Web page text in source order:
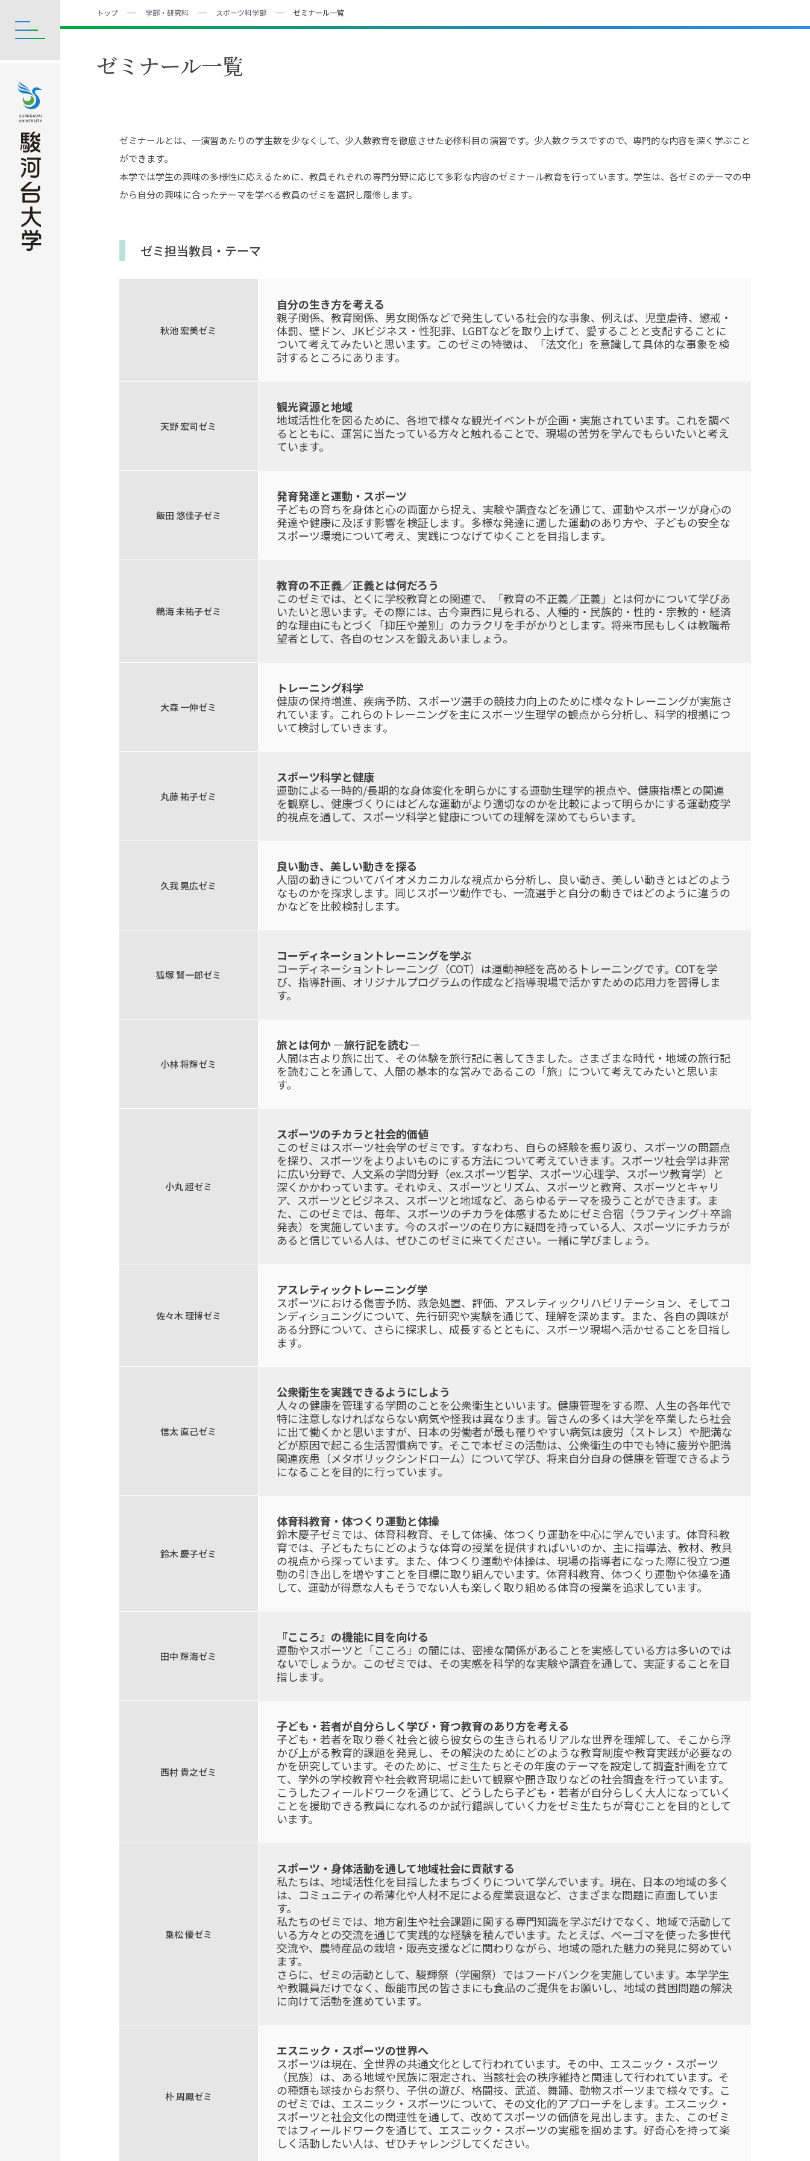
トップ 学部・研究科 スポーツ科学部 ゼミナール一覧
ゼミナール一覧
ゼミナールとは、一演習あたりの学生数を少なくして、少人数教育を徹底させた必修科目の演習です。少⼈数クラスですので、専⾨的な内容を深く学ぶこと
ができます。
本学では学生の興味の多様性に応えるために、教員それぞれの専門分野に応じて多彩な内容のゼミナール教育を行っています。学⽣は、各ゼミのテーマの中
から⾃分の興味に合ったテーマを学べる教員のゼミを選択し履修します。
ゼミ担当教員・テーマ
秋池 宏美ゼミ
自分の生き方を考える
親子関係、教育関係、男女関係などで発生している社会的な事象、例えば、児童虐待、懲戒・
体罰、壁ドン、JKビジネス・性犯罪、LGBTなどを取り上げて、愛することと支配することに
ついて考えてみたいと思います。このゼミの特徴は、「法文化」を意識して具体的な事象を検
討するところにあります。
天野 宏司ゼミ
観光資源と地域
地域活性化を図るために、各地で様々な観光イベントが企画・実施されています。これを調べ
るとともに、運営に当たっている方々と触れることで、現場の苦労を学んでもらいたいと考え
ています。
飯田 悠佳子ゼミ
発育発達と運動・スポーツ
子どもの育ちを身体と心の両面から捉え、実験や調査などを通じて、運動やスポーツが身心の
発達や健康に及ぼす影響を検証します。多様な発達に適した運動のあり方や、子どもの安全な
スポーツ環境について考え、実践につなげてゆくことを目指します。
鵜海 未祐子ゼミ
教育の不正義／正義とは何だろう
このゼミでは、とくに学校教育との関連で、「教育の不正義／正義」とは何かについて学びあ
いたいと思います。その際には、古今東西に見られる、人種的・民族的・性的・宗教的・経済
的な理由にもとづく「抑圧や差別」のカラクリを手がかりとします。将来市民もしくは教職希
望者として、各自のセンスを鍛えあいましょう。
大森 一伸ゼミ
トレーニング科学
健康の保持増進、疾病予防、スポーツ選手の競技力向上のために様々なトレーニングが実施さ
れています。これらのトレーニングを主にスポーツ生理学の観点から分析し、科学的根拠につ
いて検討していきます。
丸藤 祐子ゼミ
スポーツ科学と健康
運動による一時的/長期的な身体変化を明らかにする運動生理学的視点や、健康指標との関連
を観察し、健康づくりにはどんな運動がより適切なのかを比較によって明らかにする運動疫学
的視点を通して、スポーツ科学と健康についての理解を深めてもらいます。
久我 晃広ゼミ
良い動き、美しい動きを探る
人間の動きについてバイオメカニカルな視点から分析し、良い動き、美しい動きとはどのよう
なものかを探求します。同じスポーツ動作でも、一流選手と自分の動きではどのように違うの
かなどを比較検討します。
狐塚 賢一郎ゼミ
コーディネーショントレーニングを学ぶ
コーディネーショントレーニング（COT）は運動神経を高めるトレーニングです。COTを学
び、指導計画、オリジナルプログラムの作成など指導現場で活かすための応用力を習得しま
す。
小林 将輝ゼミ
旅とは何か ―旅行記を読む―
人間は古より旅に出て、その体験を旅行記に著してきました。さまざまな時代・地域の旅行記
を読むことを通して、人間の基本的な営みであるこの「旅」について考えてみたいと思いま
す。
小丸 超ゼミ
スポーツのチカラと社会的価値
このゼミはスポーツ社会学のゼミです。すなわち、自らの経験を振り返り、スポーツの問題点
を探り、スポーツをよりよいものにする方法について考えていきます。スポーツ社会学は非常
に広い分野で、人文系の学問分野（ex.スポーツ哲学、スポーツ心理学、スポーツ教育学）と
深くかかわっています。それゆえ、スポーツとリズム、スポーツと教育、スポーツとキャリ
ア、スポーツとビジネス、スポーツと地域など、あらゆるテーマを扱うことができます。ま
た、このゼミでは、毎年、スポーツのチカラを体感するためにゼミ合宿（ラフティング＋卒論
発表）を実施しています。今のスポーツの在り方に疑問を持っている人、スポーツにチカラが
あると信じている人は、ぜひこのゼミに来てください。一緒に学びましょう。
佐々木 理博ゼミ
アスレティックトレーニング学
スポーツにおける傷害予防、救急処置、評価、アスレティックリハビリテーション、そしてコ
ンディショニングについて、先行研究や実験を通じて、理解を深めます。また、各自の興味が
ある分野について、さらに探求し、成長するとともに、スポーツ現場へ活かせることを目指し
ます。
信太 直己ゼミ
公衆衛生を実践できるようにしよう
人々の健康を管理する学問のことを公衆衛生といいます。健康管理をする際、人生の各年代で
特に注意しなければならない病気や怪我は異なります。皆さんの多くは大学を卒業したら社会
に出て働くかと思いますが、日本の労働者が最も罹りやすい病気は疲労（ストレス）や肥満な
どが原因で起こる生活習慣病です。そこで本ゼミの活動は、公衆衛生の中でも特に疲労や肥満
関連疾患（メタボリックシンドローム）について学び、将来自分自身の健康を管理できるよう
になることを目的に行っています。
鈴木 慶子ゼミ
体育科教育・体つくり運動と体操
鈴木慶子ゼミでは、体育科教育、そして体操、体つくり運動を中心に学んでいます。体育科教
育では、子どもたちにどのような体育の授業を提供すればいいのか、主に指導法、教材、教具
の視点から探っています。また、体つくり運動や体操は、現場の指導者になった際に役立つ運
動の引き出しを増やすことを目標に取り組んでいます。体育科教育、体つくり運動や体操を通
して、運動が得意な人もそうでない人も楽しく取り組める体育の授業を追求しています。
田中 輝海ゼミ
『こころ』の機能に目を向ける
運動やスポーツと「こころ」の間には、密接な関係があることを実感している方は多いのでは
ないでしょうか。このゼミでは、その実感を科学的な実験や調査を通して、実証することを目
指します。
西村 貴之ゼミ
子ども・若者が自分らしく学び・育つ教育のあり方を考える
子ども・若者を取り巻く社会と彼ら彼女らの生きられるリアルな世界を理解して、そこから浮
かび上がる教育的課題を発見し、その解決のためにどのような教育制度や教育実践が必要なの
かを研究しています。そのために、ゼミ生たちとその年度のテーマを設定して調査計画を立て
て、学外の学校教育や社会教育現場に赴いて観察や聞き取りなどの社会調査を行っています。
こうしたフィールドワークを通じて、どうしたら子ども・若者が自分らしく大人になっていく
ことを援助できる教員になれるのか試行錯誤していく力をゼミ生たちが育むことを目的として
います。
乗松 優ゼミ
スポーツ・身体活動を通して地域社会に貢献する
私たちは、地域活性化を目指したまちづくりについて学んでいます。現在、日本の地域の多く
は、コミュニティの希薄化や人材不足による産業衰退など、さまざまな問題に直面していま
す。
私たちのゼミでは、地方創生や社会課題に関する専門知識を学ぶだけでなく、地域で活動して
いる方々との交流を通じて実践的な経験を積んでいます。たとえば、ベーゴマを使った多世代
交流や、農特産品の栽培・販売支援などに関わりながら、地域の隠れた魅力の発見に努めてい
ます。
さらに、ゼミの活動として、駿輝祭（学園祭）ではフードバンクを実施しています。本学学生
や教職員だけでなく、飯能市民の皆さまにも食品のご提供をお願いし、地域の貧困問題の解決
に向けて活動を進めています。
朴 周鳳ゼミ
エスニック・スポーツの世界へ
スポーツは現在、全世界の共通文化として行われています。その中、エスニック・スポーツ
（民族）は、ある地域や民族に限定され、当該社会の秩序維持と関連して行われています。そ
の種類も球技からお祭り、子供の遊び、格闘技、武道、舞踊、動物スポーツまで様々です。こ
のゼミでは、エスニック・スポーツについて、その文化的アプローチをします。エスニック・
スポーツと社会文化の関連性を通して、改めてスポーツの価値を見出します。また、このゼミ
ではフィールドワークを通じて、エスニック・スポーツの実態を掴めます。好奇心を持って楽
しく活動したい人は、ぜひチャレンジしてください。